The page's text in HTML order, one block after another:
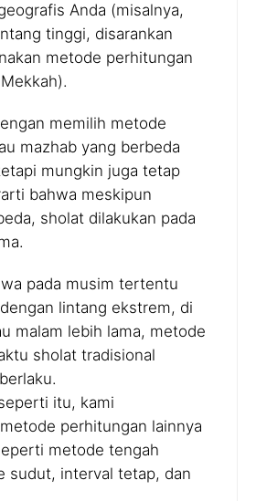
Anda (misalnya,
tinggi, disarankan
metode perhitungan
memilih metode
mazhab yang berbeda
mungkin juga tetap
bahwa meskipun
sholat dilakukan pada
pada musim tertentu
lintang ekstrem, di
malam lebih lama, metode
sholat tradisional
itu, kami
perhitungan lainnya
metode tengah
sudut, interval tetap, dan